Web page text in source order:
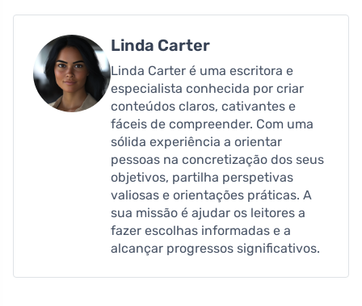
Linda Carter
Linda Carter é uma escritora e
especialista conhecida por criar
conteúdos claros, cativantes e
fáceis de compreender. Com uma
sólida experiência a orientar
pessoas na concretização dos seus
objetivos, partilha perspetivas
valiosas e orientações práticas. A
sua missão é ajudar os leitores a
fazer escolhas informadas e a
alcançar progressos significativos.